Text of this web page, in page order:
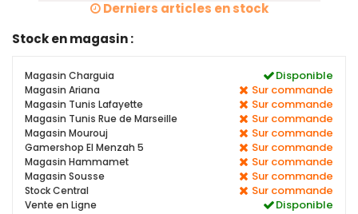
Derniers articles en stock
Stock en magasin :
Magasin Charguia Disponible
Magasin Ariana Sur commande
Magasin Tunis Lafayette Sur commande
Magasin Tunis Rue de Marseille Sur commande
Magasin Mourouj Sur commande
Gamershop El Menzah 5 Sur commande
Magasin Hammamet Sur commande
Magasin Sousse Sur commande
Stock Central Sur commande
Vente en Ligne Disponible